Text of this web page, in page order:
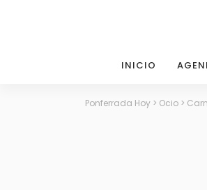
INICIO
Ponferrada Hoy > Ocio >